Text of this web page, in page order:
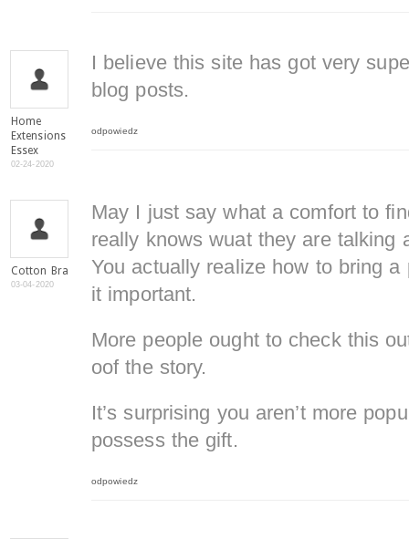
Home
Extensions
Essex
02-24-2020
I believe this site has got very
blog posts.
odpowiedz
Cotton Bra
03-04-2020
May I just say what a comfort to
really knows wuat they are talking
You actually realize how to bring
it important.
More people ought to check this
oof the story.
It’s surprising you aren’t more
possess the gift.
odpowiedz